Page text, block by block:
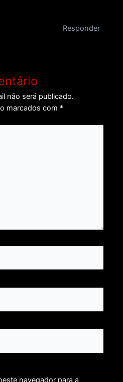
Responder
não será publicado.
marcados com *
navegador para a